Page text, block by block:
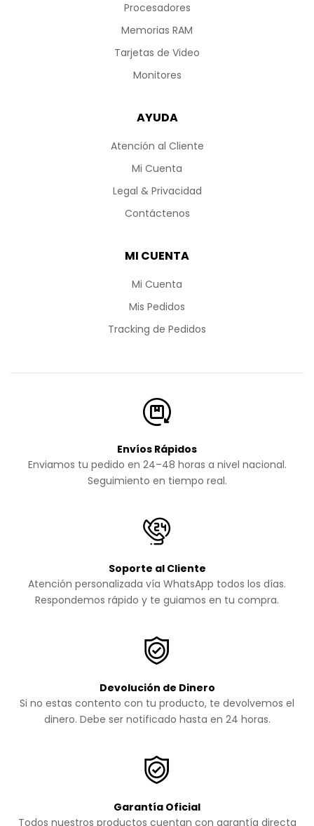
Procesadores
Memorias RAM
Tarjetas de Video
Monitores
AYUDA
Atención al Cliente
Mi Cuenta
Legal & Privacidad
Contáctenos
MI CUENTA
Mi Cuenta
Mis Pedidos
Tracking de Pedidos
Envíos Rápidos
Enviamos tu pedido en 24–48 horas a nivel nacional.
Seguimiento en tiempo real.
Soporte al Cliente
Atención personalizada vía WhatsApp todos los días.
Respondemos rápido y te guiamos en tu compra.
Devolución de Dinero
Si no estas contento con tu producto, te devolvemos el
dinero. Debe ser notificado hasta en 24 horas.
Garantía Oficial
Todos nuestros productos cuentan con garantía directa